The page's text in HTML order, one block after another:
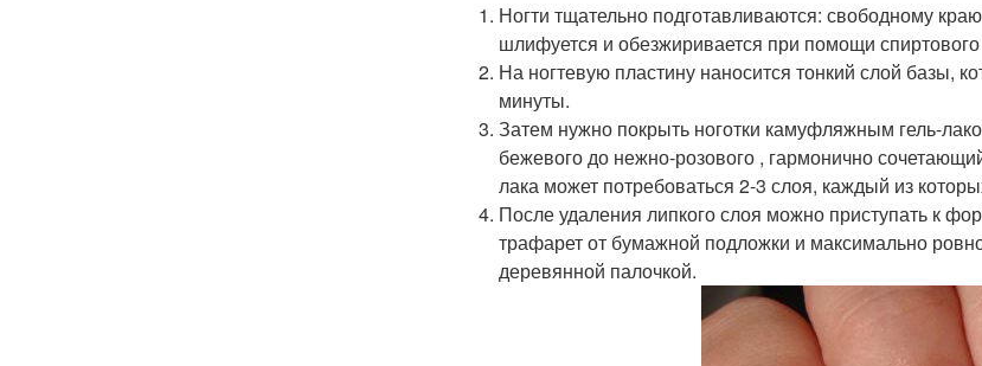
Ногти тщательно подготавливаются: свободному
шлифуется и обезжиривается при помощи
На ногтевую пластину наносится тонкий слой базы,
минуты.
Затем нужно покрыть ноготки камуфляжным гель-
бежевого до нежно-розового , гармонично
лака может потребоваться 2-3 слоя, каждый из
После удаления липкого слоя можно приступать к
трафарет от бумажной подложки и максимально
деревянной палочкой.